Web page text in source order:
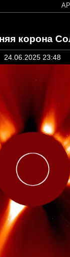
корона
24.06.2025 23:48